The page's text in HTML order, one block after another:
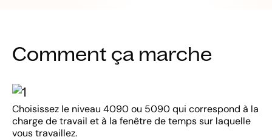
Comment ça marche
Choisissez le niveau 4090 ou 5090 qui correspond à la
charge de travail et à la fenêtre de temps sur laquelle
vous travaillez.